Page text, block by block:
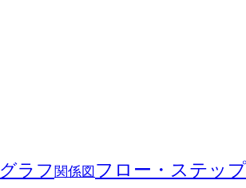
グラフ 関係図 フロー・ステップ